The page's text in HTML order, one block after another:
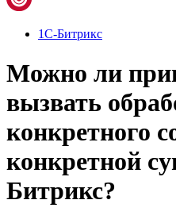
1С-Битрикс
Можно ли
вызвать
конкретного
конкретной
Битрикс?